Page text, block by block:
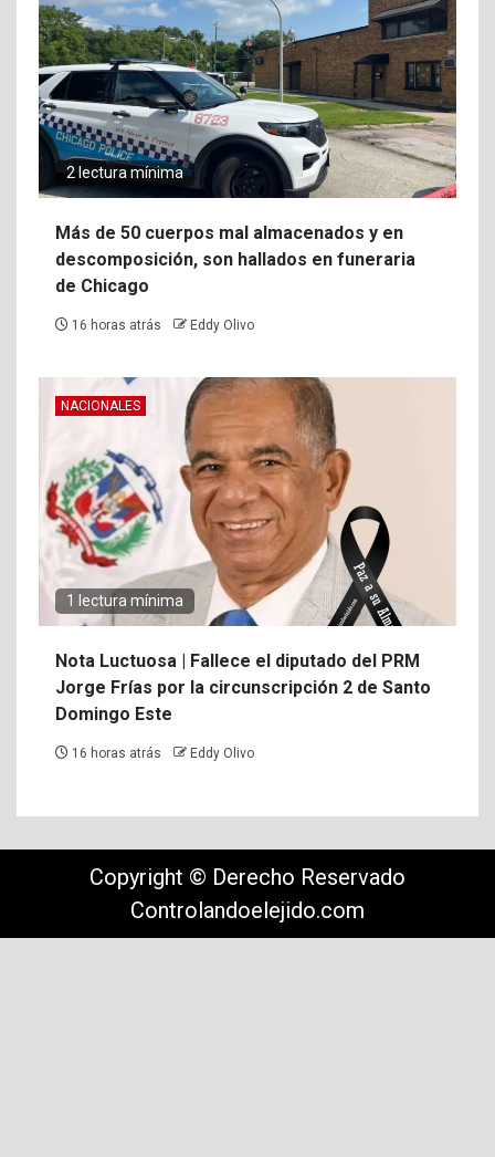
2 lectura mínima
Más de 50 cuerpos mal almacenados y en
descomposición, son hallados en funeraria
de Chicago
16 horas atrás Eddy Olivo
NACIONALES
1 lectura mínima
Nota Luctuosa | Fallece el diputado del PRM
Jorge Frías por la circunscripción 2 de Santo
Domingo Este
16 horas atrás Eddy Olivo
Copyright © Derecho Reservado
Controlandoelejido.com